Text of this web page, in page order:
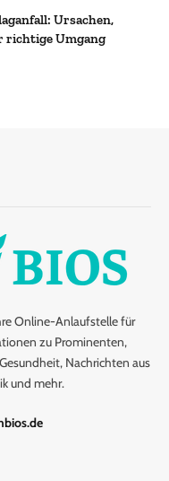
Ursachen,
richtige Umgang
Online-Anlaufstelle für
zu Prominenten,
Nachrichten aus
und mehr.